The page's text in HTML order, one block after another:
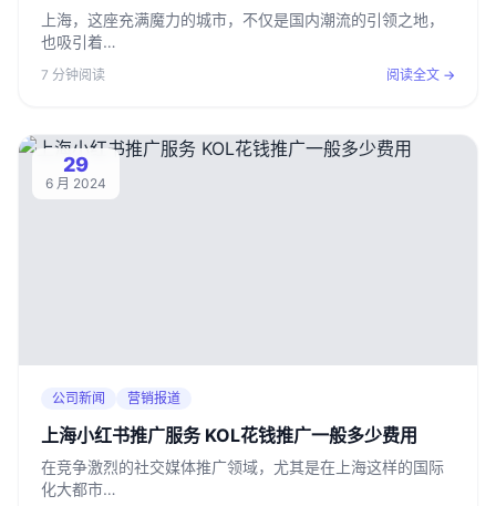
上海，这座充满魔力的城市，不仅是国内潮流的引领之地，
也吸引着…
7 分钟阅读 阅读全文 →
29
6 月 2024
公司新闻 营销报道
上海小红书推广服务 KOL花钱推广一般多少费用
在竞争激烈的社交媒体推广领域，尤其是在上海这样的国际
化大都市…